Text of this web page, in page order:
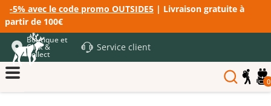
-5% avec le code promo OUTSIDE5 | Livraison gratuite à
partir de 100€
Boutique et
Click &
Collect
Service client
0